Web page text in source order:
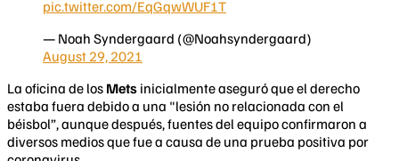
pic.twitter.com/EqGqwWUF1T
— Noah Syndergaard (@Noahsyndergaard)
August 29, 2021
​La oficina de los Mets inicialmente aseguró que el derecho
estaba fuera debido a una "lesión no relacionada con el
béisbol”, aunque después, fuentes del equipo confirmaron a
diversos medios que fue a causa de una prueba positiva por